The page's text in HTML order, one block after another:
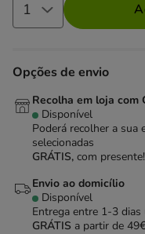
Opções de envio
Recolha em loja com
Disponível
Poderá recolher a sua
selecionadas
GRÁTIS, com presente!
Envio ao domicílio
Disponível
Entrega entre 1-3 dias
GRÁTIS a partir de 49€